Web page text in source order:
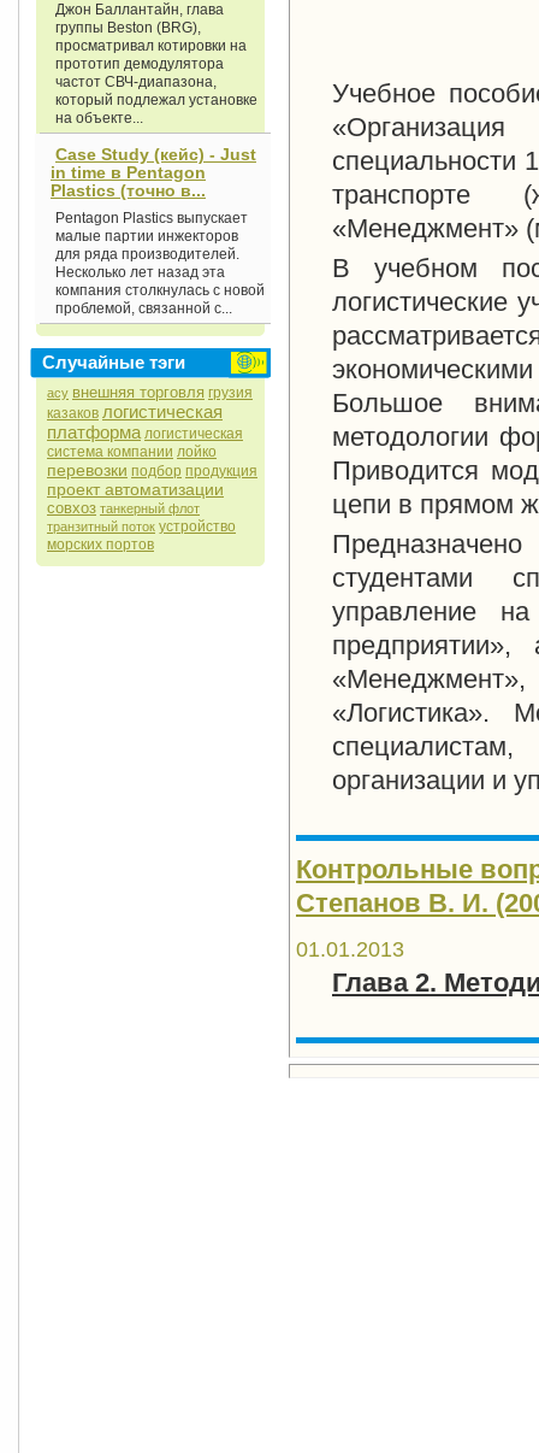
Джон Баллантайн, глава
группы Beston (BRG),
просматривал котировки на
прототип демодулятора
частот СВЧ-диапазона,
который подлежал установке
на объекте...
Case Study (кейс) - Just
in time в Pentagon
Plastics (точно в...
Pentagon Plastics выпускает
малые партии инжекторов
для ряда производителей.
Несколько лет назад эта
компания столкнулась с новой
проблемой, связанной с...
Случайные тэги
асу внешняя торговля грузия
казаков логистическая
платформа логистическая
система компании лойко
перевозки подбор продукция
проект автоматизации
совхоз танкерный флот
транзитный поток устройство
морских портов
Учебное
специальности
транспорте
«Менеджмент»
В учебном
логистические
Большое
методологии
Приводится
цепи в прямом
студентами
управление
«Логистика».
организации и
Контрольные
Степанов В. И.
01.01.2013
Глава 2.